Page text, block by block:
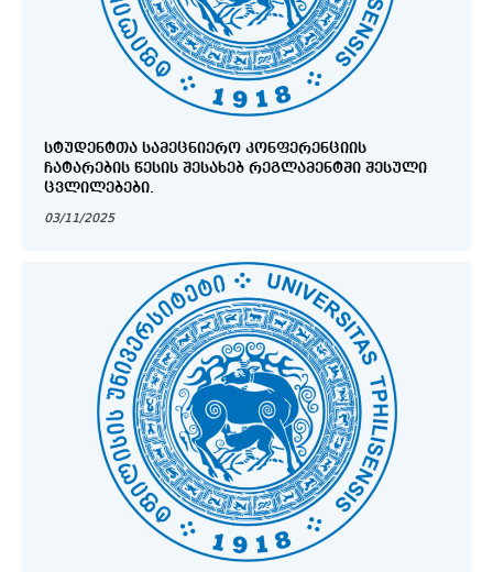
ᲡᲢᲣᲓᲔᲜᲢᲗᲐ ᲡᲐᲛᲔᲪᲜᲘᲔᲠᲝ ᲙᲝᲜᲤᲔᲠᲔᲜᲪᲘᲘᲡ
ᲩᲐᲢᲐᲠᲔᲑᲘᲡ ᲬᲔᲡᲘᲡ ᲨᲔᲡᲐᲮᲔᲑ ᲠᲔᲒᲚᲐᲛᲔᲜᲢᲨᲘ ᲨᲔᲡᲣᲚᲘ
ᲪᲕᲚᲘᲚᲔᲑᲔᲑᲘ.
03/11/2025